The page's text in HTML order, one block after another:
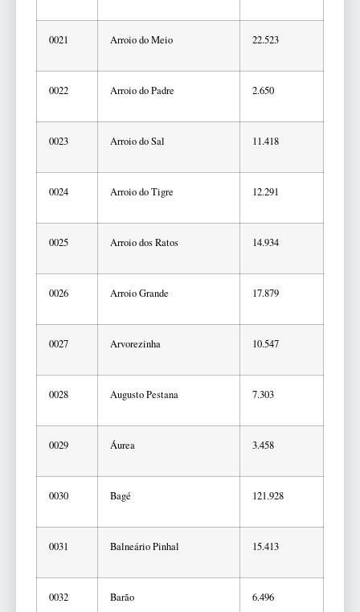
0021 Arroio do Meio 22.523
0022 Arroio do Padre 2.650
0023 Arroio do Sal 11.418
0024 Arroio do Tigre 12.291
0025 Arroio dos Ratos 14.934
0026 Arroio Grande 17.879
0027 Arvorezinha 10.547
0028 Augusto Pestana 7.303
0029 Áurea 3.458
0030 Bagé 121.928
0031 Balneário Pinhal 15.413
0032 Barão 6.496